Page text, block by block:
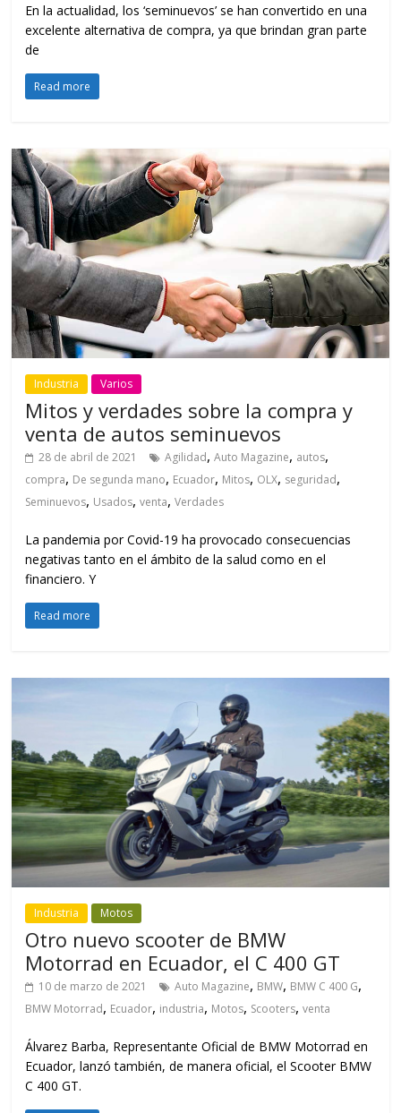
En la actualidad, los ‘seminuevos’ se han convertido en una
excelente alternativa de compra, ya que brindan gran parte
de
Read more
Industria Varios
Mitos y verdades sobre la compra y
venta de autos seminuevos
28 de abril de 2021 Agilidad,Auto Magazine, autos,
compra, De segunda mano, Ecuador, Mitos, OLX, seguridad,
Seminuevos, Usados,venta,Verdades
La pandemia por Covid-19 ha provocado consecuencias
negativas tanto en el ámbito de la salud como en el
financiero. Y
Read more
Industria Motos
Otro nuevo scooter de BMW
Motorrad en Ecuador, el C 400 GT
10 de marzo de 2021 Auto Magazine, BMW, BMW C 400 G,
BMW Motorrad, Ecuador, industria, Motos, Scooters,venta
Álvarez Barba, Representante Oficial de BMW Motorrad en
Ecuador, lanzó también, de manera oficial, el Scooter BMW
C 400 GT.